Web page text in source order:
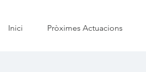
Inici Pròximes Actuacions